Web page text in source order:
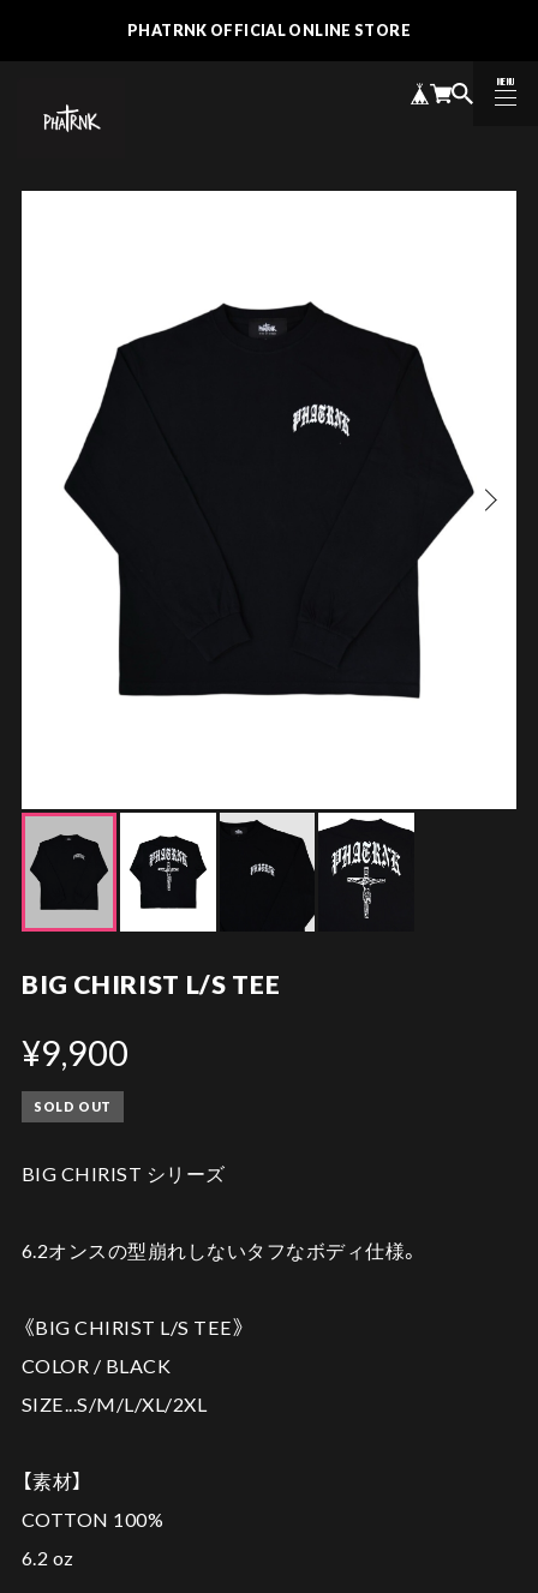
PHATRNK OFFICIAL ONLINE STORE
MENU
CLOSE
BIG CHIRIST L/S TEE
¥9,900
SOLD OUT
BIG CHIRIST シリーズ
6.2オンスの型崩れしないタフなボディ仕様。
《BIG CHIRIST L/S TEE》
COLOR / BLACK
SIZE...S/M/L/XL/2XL
【素材】
COTTON 100%
6.2 oz